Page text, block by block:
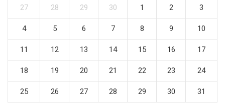
27 28 29 30 1 2 3
4 5 6 7 8 9 10
11 12 13 14 15 16 17
18 19 20 21 22 23 24
25 26 27 28 29 30 31